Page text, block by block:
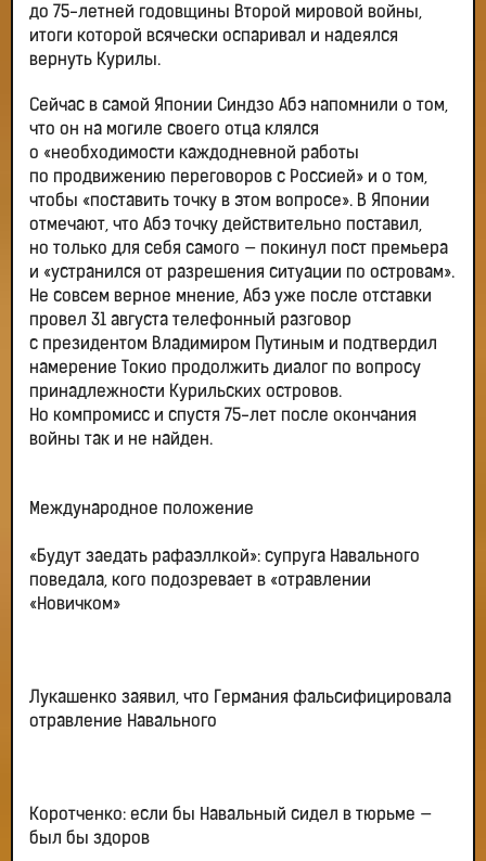
до 75-летней годовщины Второй мировой войны,
итоги которой всячески оспаривал и надеялся
вернуть Курилы.
Сейчас в самой Японии Синдзо Абэ напомнили о том,
что он на могиле своего отца клялся
о «необходимости каждодневной работы
по продвижению переговоров с Россией» и о том,
чтобы «поставить точку в этом вопросе». В Японии
отмечают, что Абэ точку действительно поставил,
но только для себя самого — покинул пост премьера
и «устранился от разрешения ситуации по островам».
Не совсем верное мнение, Абэ уже после отставки
провел 31 августа телефонный разговор
с президентом Владимиром Путиным и подтвердил
намерение Токио продолжить диалог по вопросу
принадлежности Курильских островов.
Но компромисс и спустя 75-лет после окончания
войны так и не найден.
Международное положение
«Будут заедать рафаэллкой»: супруга Навального
поведала, кого подозревает в «отравлении
«Новичком»
Лукашенко заявил, что Германия фальсифицировала
отравление Навального
Коротченко: если бы Навальный сидел в тюрьме —
был бы здоров